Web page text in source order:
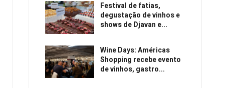
Festival de fatias,
degustação de vinhos e
shows de Djavan e...
Wine Days: Américas
Shopping recebe evento
de vinhos, gastro...